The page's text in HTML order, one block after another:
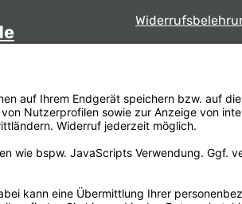
- 17:00 Uhr
Datenschutz